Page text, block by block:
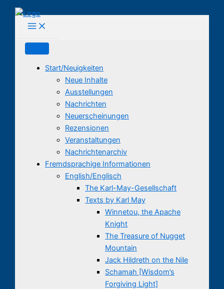
Inhalt
springen
Start/Neuigkeiten
Neue Inhalte
Ausstellungen
Nachrichten
Neuerscheinungen
Rezensionen
Veranstaltungen
Nachrichtenarchiv
Fremdsprachige Informationen
English/Englisch
The Karl-May-Gesellschaft
Texts by Karl May
Winnetou, the Apache
Knight
The Treasure of Nugget
Mountain
Jack Hildreth on the Nile
Schamah [Wisdom’s
Forgiving Light]